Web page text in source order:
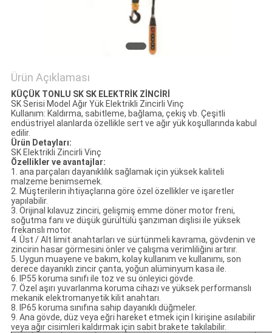
Ürün Açıklaması
KÜÇÜK TONLU SK SK ELEKTRİK ZİNCİRİ
SK Serisi Model Ağır Yük Elektrikli Zincirli Vinç
Kullanım: Kaldırma, sabitleme, bağlama, çekiş vb. Çeşitli
endüstriyel alanlarda özellikle sert ve ağır yük koşullarında kabul
edilir.
Ürün Detayları:
SK Elektrikli Zincirli Vinç
Özellikler ve avantajlar:
1. ana parçaları dayanıklılık sağlamak için yüksek kaliteli
malzeme benimsemek.
2. Müşterilerin ihtiyaçlarına göre özel özellikler ve işaretler
yapılabilir.
3. Orijinal kılavuz zinciri, gelişmiş emme döner motor freni,
soğutma fanı ve düşük gürültülü şanzıman dişlisi ile yüksek
frekanslı motor.
4. Üst / Alt limit anahtarları ve sürtünmeli kavrama, gövdenin ve
zincirin hasar görmesini önler ve çalışma verimliliğini artırır.
5. Uygun muayene ve bakım, kolay kullanım ve kullanımı, son
derece dayanıklı zincir çanta, yoğun alüminyum kasa ile.
6. IP55 koruma sınıfı ile toz ve su önleyici gövde.
7. Özel aşırı yuvarlanma koruma cihazı ve yüksek performanslı
mekanik elektromanyetik kilit anahtarı.
8. IP65 koruma sınıfına sahip dayanıklı düğmeler.
9. Ana gövde, düz veya eğri hareket etmek için I kirişine asılabilir
veya ağır cisimleri kaldırmak için sabit brakete takılabilir.